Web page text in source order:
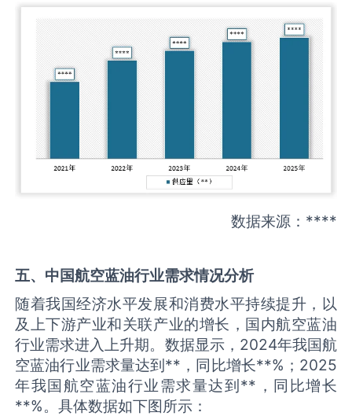
数据来源：****
五、中国航空蓝油行业需求情况分析
随着我国经济水平发展和消费水平持续提升，以
及上下游产业和关联产业的增长，国内航空蓝油
行业需求进入上升期。数据显示，2024年我国航
空蓝油行业需求量达到**，同比增长**%；2025
年我国航空蓝油行业需求量达到**，同比增长
**%。具体数据如下图所示：